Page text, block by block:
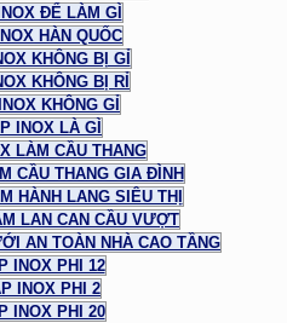
ĐỂ LÀM GÌ
HÀN QUỐC
KHÔNG BỊ GỈ
KHÔNG BỊ RỈ
KHÔNG GỈ
INOX LÀ GÌ
LÀM CẦU THANG
CẦU THANG GIA ĐÌNH
HÀNH LANG SIÊU THỊ
LAN CAN CẦU VƯỢT
AN TOÀN NHÀ CAO TẦNG
INOX PHI 12
INOX PHI 2
INOX PHI 20